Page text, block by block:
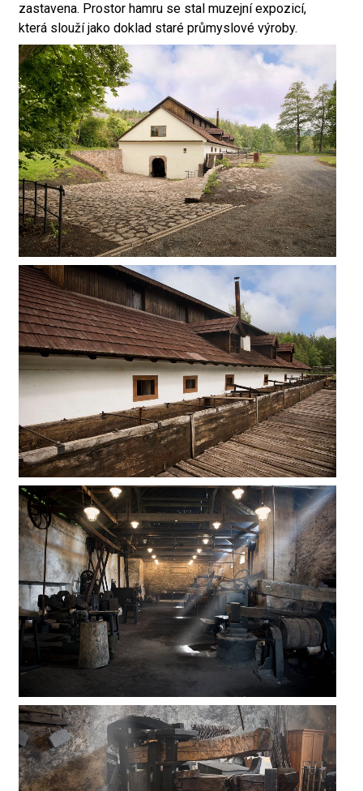
zastavena. Prostor hamru se stal muzejní expozicí,
která slouží jako doklad staré průmyslové výroby.